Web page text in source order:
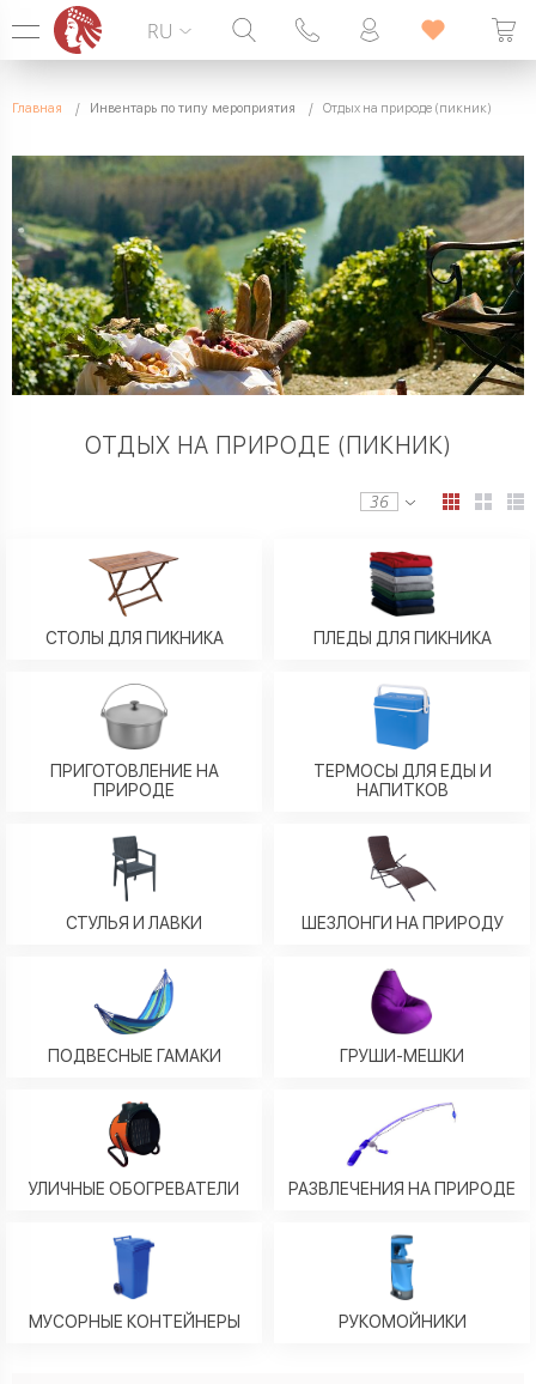
099 338 00 22
RU
Главная Инвентарь по типу мероприятия Отдых на природе (пикник)
ОТДЫХ НА ПРИРОДЕ (ПИКНИК)
36
СТОЛЫ ДЛЯ ПИКНИКА ПЛЕДЫ ДЛЯ ПИКНИКА
ПРИГОТОВЛЕНИЕ НА
ПРИРОДЕ
ТЕРМОСЫ ДЛЯ ЕДЫ И
НАПИТКОВ
СТУЛЬЯ И ЛАВКИ ШЕЗЛОНГИ НА ПРИРОДУ
ПОДВЕСНЫЕ ГАМАКИ ГРУШИ-МЕШКИ
УЛИЧНЫЕ ОБОГРЕВАТЕЛИ РАЗВЛЕЧЕНИЯ НА ПРИРОДЕ
МУСОРНЫЕ КОНТЕЙНЕРЫ РУКОМОЙНИКИ